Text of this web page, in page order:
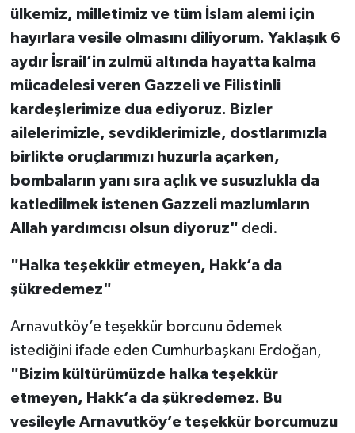
ülkemiz, milletimiz ve tüm İslam alemi için
hayırlara vesile olmasını diliyorum. Yaklaşık 6
aydır İsrail’in zulmü altında hayatta kalma
mücadelesi veren Gazzeli ve Filistinli
kardeşlerimize dua ediyoruz. Bizler
ailelerimizle, sevdiklerimizle, dostlarımızla
birlikte oruçlarımızı huzurla açarken,
bombaların yanı sıra açlık ve susuzlukla da
katledilmek istenen Gazzeli mazlumların
Allah yardımcısı olsun diyoruz" dedi.
"Halka teşekkür etmeyen, Hakk’a da
şükredemez"
Arnavutköy’e teşekkür borcunu ödemek
istediğini ifade eden Cumhurbaşkanı Erdoğan,
"Bizim kültürümüzde halka teşekkür
etmeyen, Hakk’a da şükredemez. Bu
vesileyle Arnavutköy’e teşekkür borcumuzu